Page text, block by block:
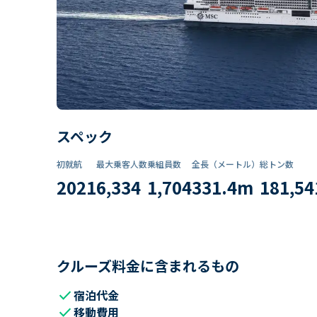
スペック
初就航
2021
最大乗客人数
6,334
乗組員数​
1,704
全長（メートル）
331.4m
総トン数​
クルーズ料金に含まれるもの
check宿泊代金
check移動費用